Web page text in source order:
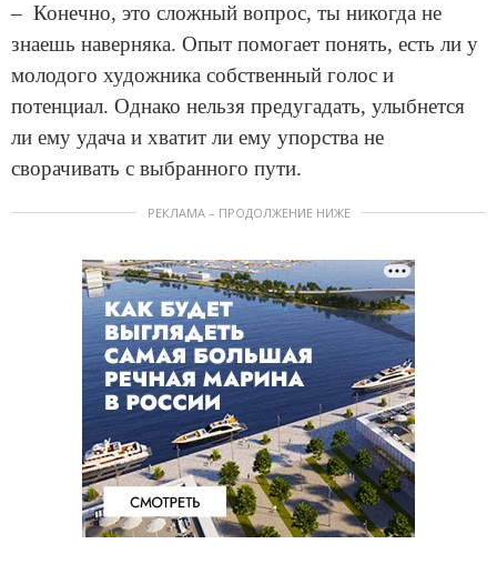
– Конечно, это сложный вопрос, ты никогда не
знаешь наверняка. Опыт помогает понять, есть ли у
молодого художника собственный голос и
потенциал. Однако нельзя предугадать, улыбнется
ли ему удача и хватит ли ему упорства не
сворачивать с выбранного пути.
РЕКЛАМА – ПРОДОЛЖЕНИЕ НИЖЕ